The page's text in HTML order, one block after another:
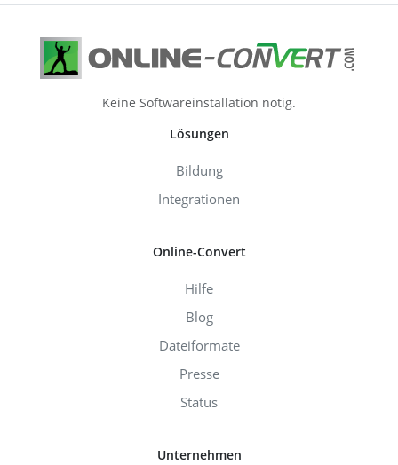
Keine Softwareinstallation nötig.
Lösungen
Bildung
Integrationen
Online-Convert
Hilfe
Blog
Dateiformate
Presse
Status
Unternehmen